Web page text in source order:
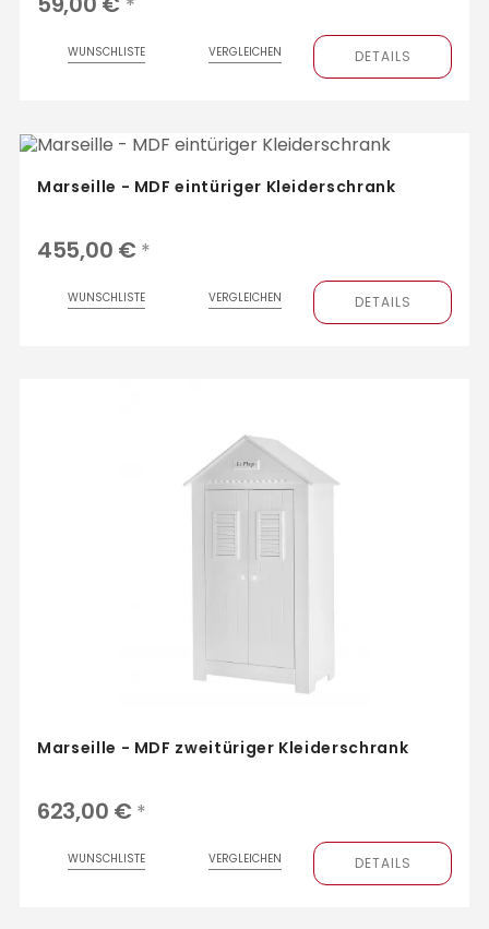
WUNSCHLISTE VERGLEICHEN DETAILS
Marseille - MDF eintüriger Kleiderschrank
455,00 € *
WUNSCHLISTE VERGLEICHEN DETAILS
Marseille - MDF zweitüriger Kleiderschrank
623,00 € *
WUNSCHLISTE VERGLEICHEN DETAILS